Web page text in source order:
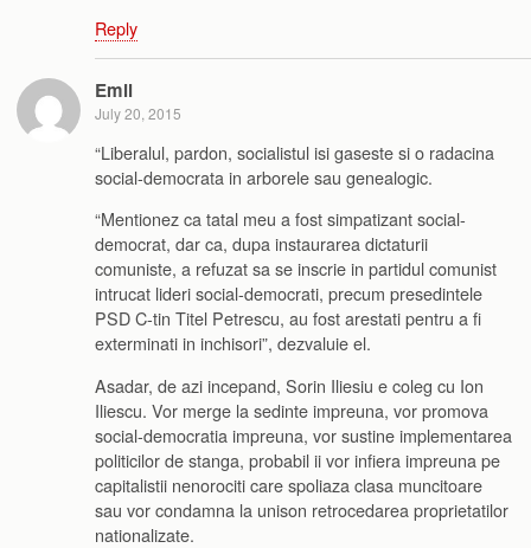
Reply
Emil
July 20, 2015
“Liberalul, pardon, socialistul isi gaseste si o radacina
social-democrata in arborele sau genealogic.
“Mentionez ca tatal meu a fost simpatizant social-
democrat, dar ca, dupa instaurarea dictaturii
comuniste, a refuzat sa se inscrie in partidul comunist
intrucat lideri social-democrati, precum presedintele
PSD C-tin Titel Petrescu, au fost arestati pentru a fi
exterminati in inchisori”, dezvaluie el.
Asadar, de azi incepand, Sorin Iliesiu e coleg cu Ion
Iliescu. Vor merge la sedinte impreuna, vor promova
social-democratia impreuna, vor sustine implementarea
politicilor de stanga, probabil ii vor infiera impreuna pe
capitalistii nenorociti care spoliaza clasa muncitoare
sau vor condamna la unison retrocedarea proprietatilor
nationalizate.